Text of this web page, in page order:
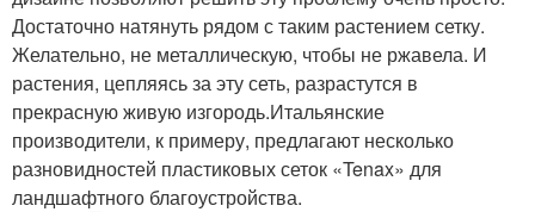
Достаточно натянуть рядом с таким растением сетку.
Желательно, не металлическую, чтобы не ржавела. И
растения, цепляясь за эту сеть, разрастутся в
прекрасную живую изгородь.Итальянские
производители, к примеру, предлагают несколько
разновидностей пластиковых сеток «Tenax» для
ландшафтного благоустройства.